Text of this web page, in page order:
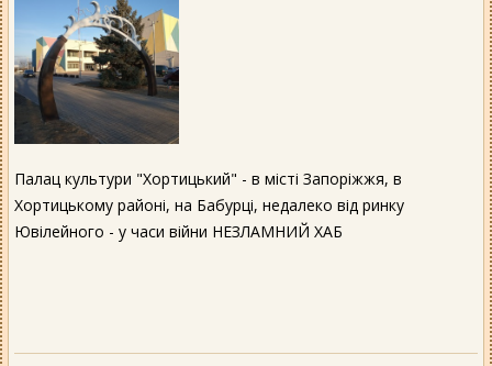
Палац культури "Хортицький" - в місті Запоріжжя, в
Хортицькому районі, на Бабурці, недалеко від ринку
Ювілейного - у часи війни НЕЗЛАМНИЙ ХАБ